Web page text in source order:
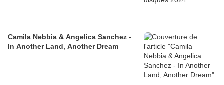
Camila Nebbia & Angelica Sanchez -
In Another Land, Another Dream